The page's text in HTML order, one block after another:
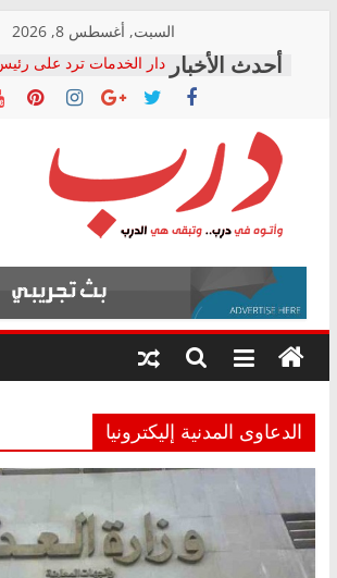
content
السبت, أغسطس 8, 2026
دار الخدمات ترد على رئيس
بعد مؤتمره الصحفي: إنكار
معاناة أصحاب
فرحات سليمان يكتب:
أين؟
حزب التحالف الشعبي
في الصحة” بالإسكندرية
ودعم المرضى
الوزاري لمدينة
إنشاء المبنى الإداري
المجلس القومي لحقوق
متابعة قضية الدكتور
قرينة البراءة وضمانات
درب
وأتوه
درب..
وتبقى
هي
الدعاوى المدنية إليكترونيا